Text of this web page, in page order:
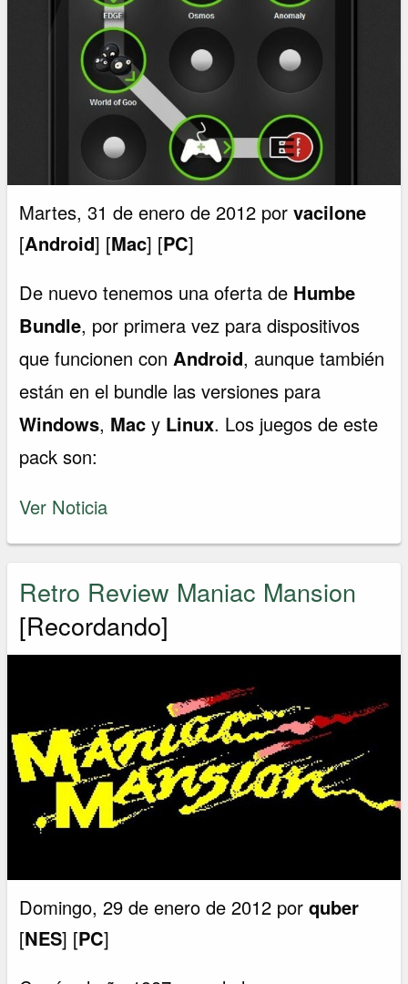
Martes, 31 de enero de 2012 porvacilone
[Android] [Mac] [PC]
De nuevo tenemos una oferta de Humbe
Bundle, por primera vez para dispositivos
que funcionen conAndroid, aunque también
están en el bundle las versiones para
Windows, Mac y Linux. Los juegos de este
pack son:
Ver Noticia
Retro Review Maniac Mansion
[Recordando]
Domingo, 29 de enero de 2012 porquber
[NES] [PC]